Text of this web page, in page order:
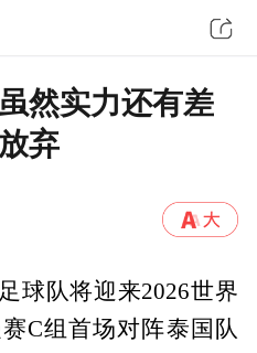
然实力还有差
弃
球队将迎来2026世界
C组首场对阵泰国队